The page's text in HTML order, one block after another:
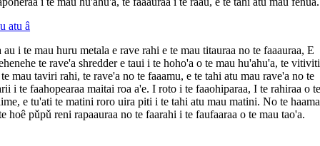
atu â
au i te mau huru metala e rave rahi e te mau titauraa no te faaauraa, E
te rave'a shredder e taui i te hoho'a o te mau hu'ahu'a, te vitiviti
mau taviri rahi, te rave'a no te faaamu, e te tahi atu mau rave'a no te
i te faahopearaa maitai roa a'e. I roto i te faaohiparaa, I te rahiraa o
e tu'ati te matini roro uira piti i te tahi atu mau matini. No te
hoê pǔpǔ reni rapaauraa no te faarahi i te faufaaraa o te mau tao'a.